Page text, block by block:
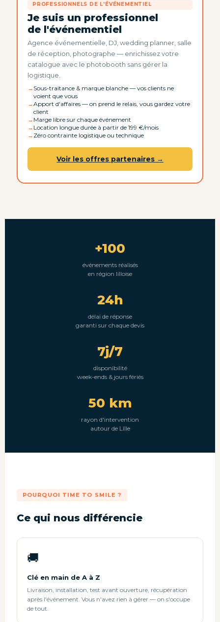
PROFESSIONNELS DE L'ÉVÉNEMENTIEL
Je suis un professionnel
de l'événementiel
Agence événementielle, DJ, wedding planner, salle
de réception, photographe — enrichissez votre
catalogue avec le photobooth sans gérer la
logistique.
Sous-traitance & marque blanche — vos clients ne
voient que vous
Apport d'affaires — on prend le relais, vous gardez votre
client
Marge libre sur chaque événement
Location longue durée à partir de 199 €/mois
Zéro contrainte logistique ou technique
Voir les offres partenaires →
+100
événements réalisés
en région lilloise
24h
délai de réponse
garanti sur chaque devis
7j/7
disponibilité
week-ends & jours fériés
50 km
rayon d'intervention
autour de Lille
POURQUOI TIME TO SMILE ?
Ce qui nous différencie
🚚
Clé en main de A à Z
Livraison, installation, test avant ouverture, récupération
après l'événement. Vous n'avez rien à gérer — on s'occupe
de tout.